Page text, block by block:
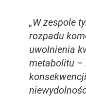
„W zespole
rozpadu
uwolnienia
metabolitu –